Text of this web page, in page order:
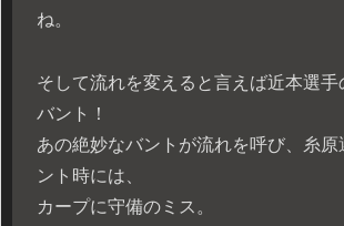
ね。
そして流れを変えると言えば近本選手
バント！
あの絶妙なバントが流れを呼び、糸
ント時には、
カープに守備のミス。